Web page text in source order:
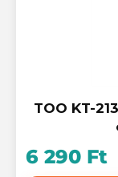
TOO KT-
6 290 Ft